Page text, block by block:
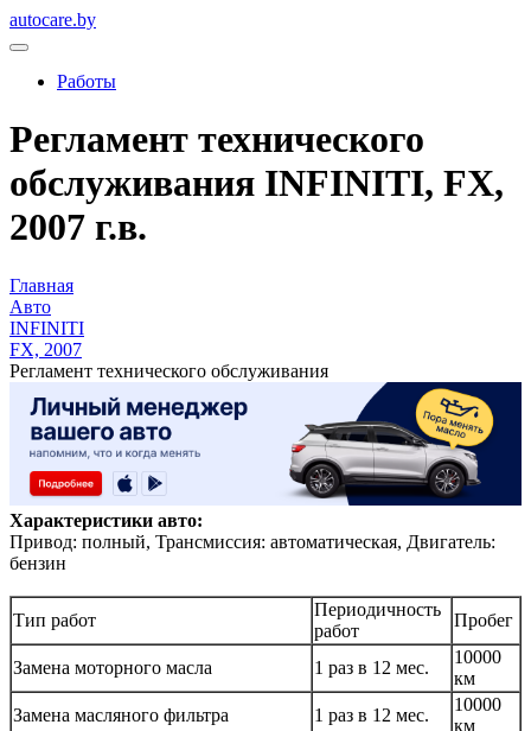
autocare.by
Работы
Регламент технического
обслуживания INFINITI, FX,
2007 г.в.
Главная
Авто
INFINITI
FX, 2007
Регламент технического обслуживания
Характеристики авто:
Привод: полный, Трансмиссия: автоматическая, Двигатель:
бензин
Тип работ
Периодичность
работ
Пробег
Замена моторного масла 1 раз в 12 мес.
10000
км
Замена масляного фильтра
1 раз в 12 мес.
10000
км